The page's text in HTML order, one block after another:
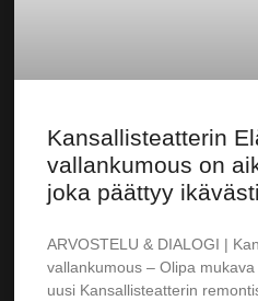
Kansallisteatterin
vallankumous on
joka päättyy ikävästi
ARVOSTELU & DIALOGI |
vallankumous – Olipa
uusi Kansallisteatterin